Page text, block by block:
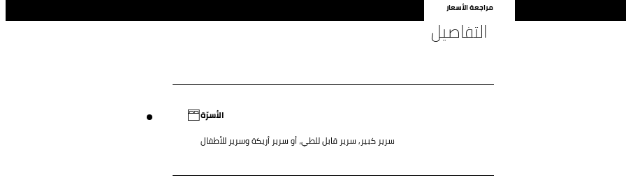
مراجعة الأسعار
التفاصيل
الأسرّة
سرير كبير, سرير قابل للطي، أو سرير أريكة وسرير للأطفال